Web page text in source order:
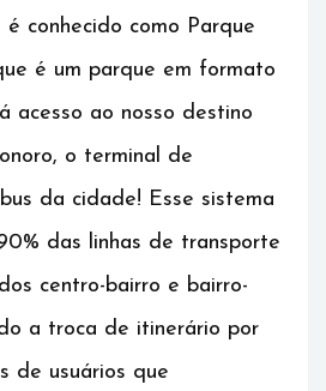
conhecido como Parque
é um parque em formato
acesso ao nosso destino
o terminal de
da cidade! Esse sistema
das linhas de transporte
centro-bairro e bairro-
a troca de itinerário por
de usuários que